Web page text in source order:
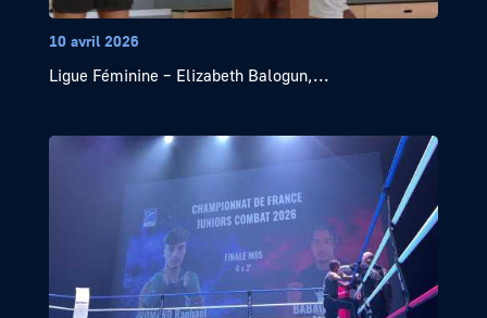
10 avril 2026
Ligue Féminine – Elizabeth Balogun,...